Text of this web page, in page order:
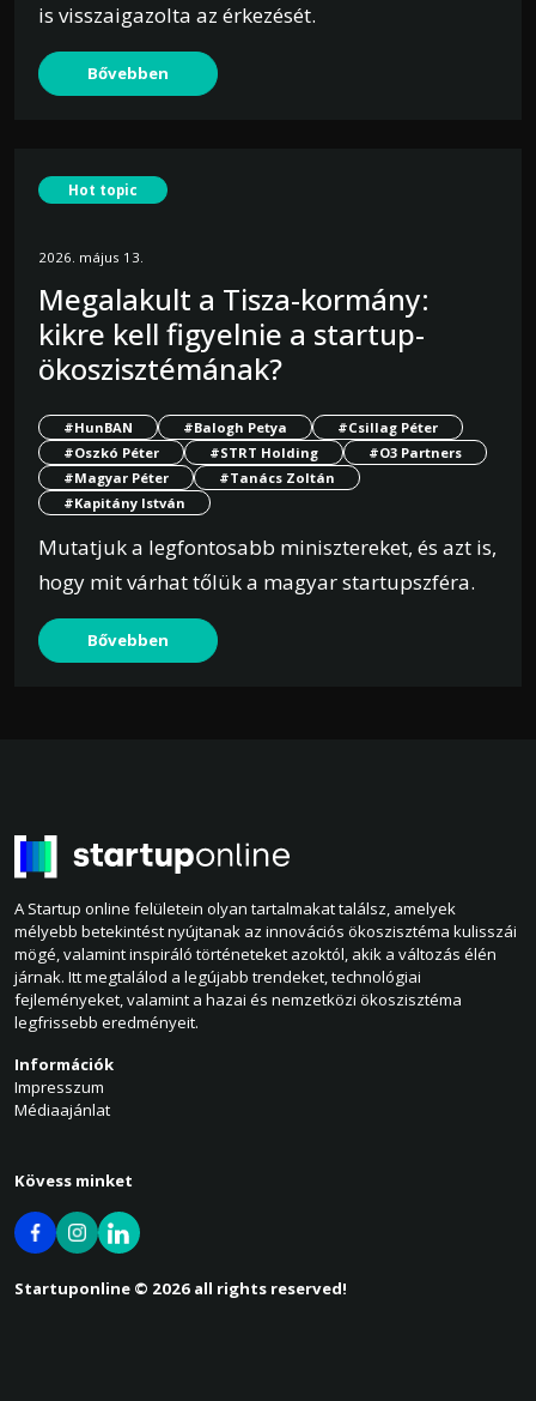
is visszaigazolta az érkezését.
Bővebben
Hot topic
2026. május 13.
Megalakult a Tisza-kormány:
kikre kell figyelnie a startup-
ökoszisztémának?
#HunBAN #Balogh Petya
#Csillag Péter
#Oszkó Péter
#STRT Holding
#O3 Partners
#Magyar Péter
#Tanács Zoltán
#Kapitány István
Mutatjuk a legfontosabb minisztereket, és azt is,
hogy mit várhat tőlük a magyar startupszféra.
Bővebben
A Startup online felületein olyan tartalmakat találsz, amelyek
mélyebb betekintést nyújtanak az innovációs ökoszisztéma kulisszái
mögé, valamint inspiráló történeteket azoktól, akik a változás élén
járnak. Itt megtalálod a legújabb trendeket, technológiai
fejleményeket, valamint a hazai és nemzetközi ökoszisztéma
legfrissebb eredményeit.
Információk
Impresszum
Médiaajánlat
Kövess minket
Startuponline © 2026 all rights reserved!